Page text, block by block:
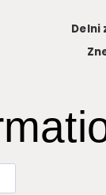
Delni